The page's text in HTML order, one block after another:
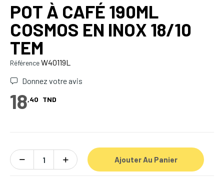
POT À CAFÉ 190ML
COSMOS EN INOX 18/10
TEM
RéférenceW40119L
Donnez votre avis
18,40 TND
Ajouter Au Panier